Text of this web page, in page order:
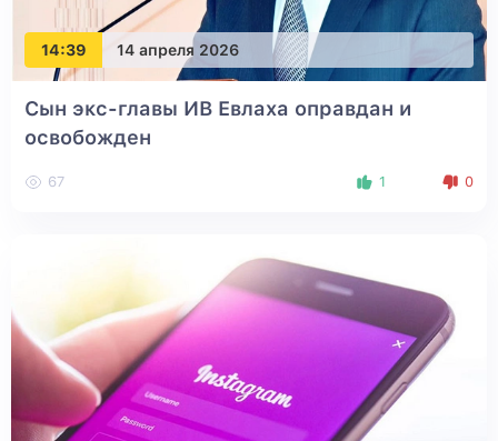
14:39 14 апреля 2026
Сын экс-главы ИВ Евлаха оправдан и
освобожден
67 1 0